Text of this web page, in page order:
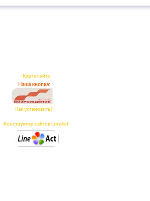
Карта сайта
Наша кнопка:
Как установить?
Конструктор сайтов LineAct